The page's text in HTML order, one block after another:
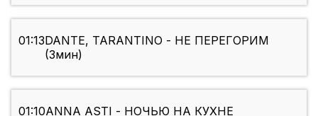
01:13DANTE, TARANTINO - НЕ ПЕРЕГОРИМ
(3мин)
01:10ANNA ASTI - НОЧЬЮ НА КУХНЕ